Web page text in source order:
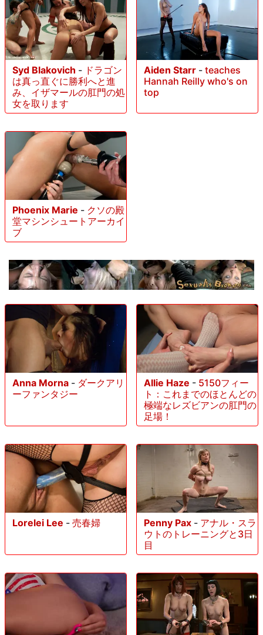
Syd Blakovich - ドラゴン
は真っ直ぐに勝利へと進
み、イザマールの肛門の処
女を取ります
Aiden Starr - teaches
Hannah Reilly who's on
top
Phoenix Marie - クソの殿
堂マシンシュートアーカイ
ブ
Anna Morna - ダークアリ
ーファンタジー
Allie Haze - 5150フィー
ト：これまでのほとんどの
極端なレズビアンの肛門の
足場！
Lorelei Lee - 売春婦 Penny Pax - アナル・スラ
ウトのトレーニングと3日
目